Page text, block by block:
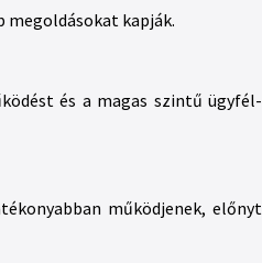
kapják.
és a magas szintű ügyfél-
működjenek, előnyt